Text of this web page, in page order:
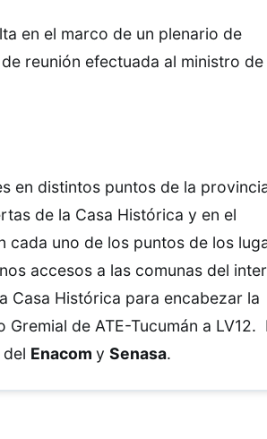
en el marco de un plenario de
reunión efectuada al ministro de
en distintos puntos de la
de la Casa Histórica y en el
cada uno de los puntos de los
accesos a las comunas del
Casa Histórica para encabezar la
Gremial de ATE-Tucumán a LV12.
Enacom y Senasa.